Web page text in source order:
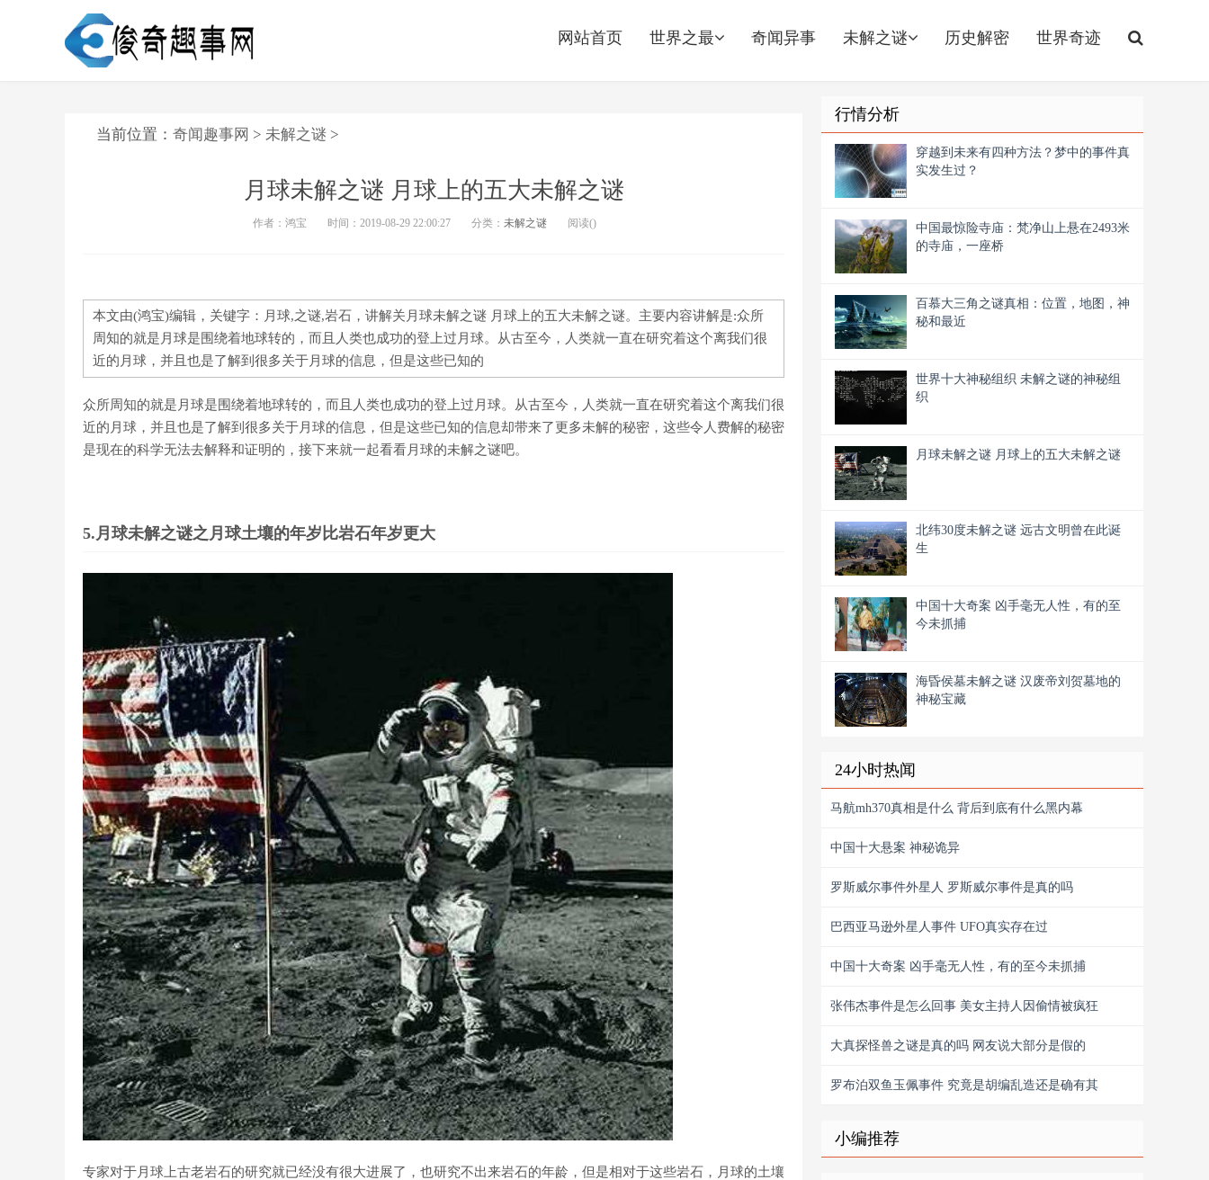
网站首页 世界之最 奇闻异事 未解之谜 历史解密 世界奇迹
当前位置： 奇闻趣事网 > 未解之谜 >
月球未解之谜 月球上的五大未解之谜
作者：鸿宝 时间：2019-08-29 22:00:27 分类： 未解之谜 阅读()
本文由(鸿宝)编辑，关键字：月球,之谜,岩石，讲解关月球未解之谜 月球上的五大未解之谜。主要内容讲解是:众所
周知的就是月球是围绕着地球转的，而且人类也成功的登上过月球。从古至今，人类就一直在研究着这个离我们很
近的月球，并且也是了解到很多关于月球的信息，但是这些已知的
众所周知的就是月球是围绕着地球转的，而且人类也成功的登上过月球。从古至今，人类就一直在研究着这个离我们很
近的月球，并且也是了解到很多关于月球的信息，但是这些已知的信息却带来了更多未解的秘密，这些令人费解的秘密
是现在的科学无法去解释和证明的，接下来就一起看看月球的未解之谜吧。
5.月球未解之谜之月球土壤的年岁比岩石年岁更大
专家对于月球上古老岩石的研究就已经没有很大进展了，也研究不出来岩石的年龄，但是相对于这些岩石，月球的土壤
行情分析
穿越到未来有四种方法？梦中的事件真
实发生过？
中国最惊险寺庙：梵净山上悬在2493米
的寺庙，一座桥
百慕大三角之谜真相：位置，地图，神
秘和最近
世界十大神秘组织 未解之谜的神秘组
织
月球未解之谜 月球上的五大未解之谜
北纬30度未解之谜 远古文明曾在此诞
生
中国十大奇案 凶手毫无人性，有的至
今未抓捕
海昏侯墓未解之谜 汉废帝刘贺墓地的
神秘宝藏
24小时热闻
马航mh370真相是什么 背后到底有什么黑内幕
中国十大悬案 神秘诡异
罗斯威尔事件外星人 罗斯威尔事件是真的吗
巴西亚马逊外星人事件 UFO真实存在过
中国十大奇案 凶手毫无人性，有的至今未抓捕
张伟杰事件是怎么回事 美女主持人因偷情被疯狂
大真探怪兽之谜是真的吗 网友说大部分是假的
罗布泊双鱼玉佩事件 究竟是胡编乱造还是确有其
小编推荐